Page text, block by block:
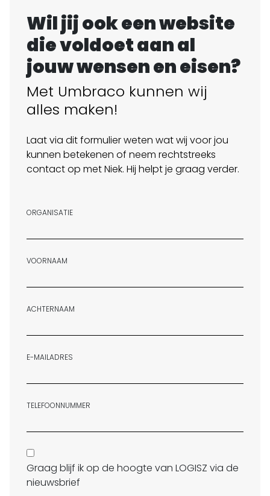
Wil jij ook een website
die voldoet aan al
jouw wensen en eisen?
Met Umbraco kunnen wij
alles maken!
Laat via dit formulier weten wat wij voor jou
kunnen betekenen of neem rechtstreeks
contact op met Niek. Hij helpt je graag verder.
ORGANISATIE
VOORNAAM
ACHTERNAAM
E-MAILADRES
TELEFOONNUMMER
Graag blijf ik op de hoogte van LOGISZ via de
nieuwsbrief